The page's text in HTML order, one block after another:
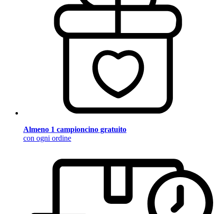
Almeno 1 campioncino gratuito
con ogni ordine